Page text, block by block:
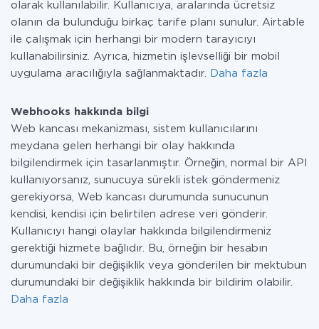
olarak kullanılabilir. Kullanıcıya, aralarında ücretsiz
olanın da bulunduğu birkaç tarife planı sunulur. Airtable
ile çalışmak için herhangi bir modern tarayıcıyı
kullanabilirsiniz. Ayrıca, hizmetin işlevselliği bir mobil
uygulama aracılığıyla sağlanmaktadır.
Daha fazla
Webhooks hakkında bilgi
Web kancası mekanizması, sistem kullanıcılarını
meydana gelen herhangi bir olay hakkında
bilgilendirmek için tasarlanmıştır. Örneğin, normal bir API
kullanıyorsanız, sunucuya sürekli istek göndermeniz
gerekiyorsa, Web kancası durumunda sunucunun
kendisi, kendisi için belirtilen adrese veri gönderir.
Kullanıcıyı hangi olaylar hakkında bilgilendirmeniz
gerektiği hizmete bağlıdır. Bu, örneğin bir hesabın
durumundaki bir değişiklik veya gönderilen bir mektubun
durumundaki bir değişiklik hakkında bir bildirim olabilir.
Daha fazla